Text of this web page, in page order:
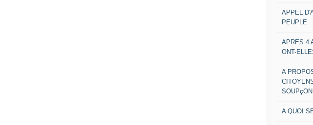
APPEL
PEUPLE
APRES 4
ONT-
A
SOUPçON.
A QUOI